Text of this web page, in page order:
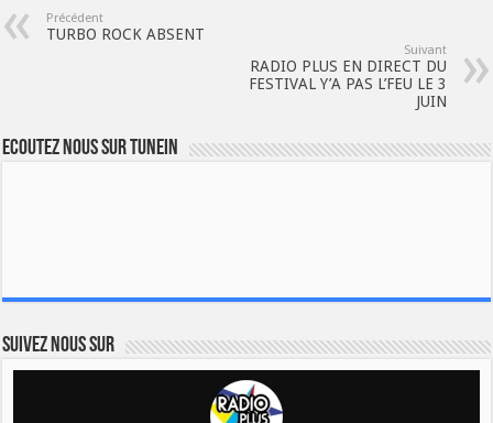
Précédent
TURBO ROCK ABSENT
Suivant
RADIO PLUS EN DIRECT DU
FESTIVAL Y’A PAS L’FEU LE 3
JUIN
Ecoutez nous sur TuneIn
Suivez nous sur